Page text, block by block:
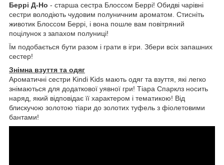
Беррі Д-Но - старша сестра Блоссом Беррі! Обидві чарівні
сестри володіють чудовим полуничним ароматом. Стисніть
животик Блоссом Беррі, і вона пошле вам повітряний
поцілунок з запахом полуниці!
Їм подобається бути разом і грати в ігри. Збери всіх запашних
сестер!
Знімна взуття та одяг
Ароматичні сестри Kindi Kids мають одяг та взуття, які легко
знімаються для додаткової уявної гри! Тіара Спарклз носить
наряд, який відповідає її характером і тематикою! Від
блискучою золотою тіари до золотих туфель з фіолетовими
бантами!